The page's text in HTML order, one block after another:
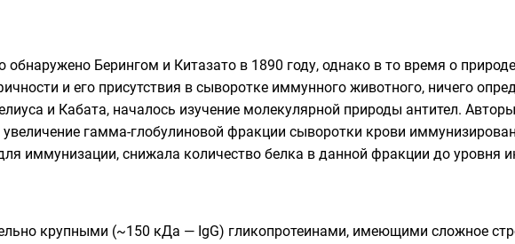
обнаружено Берингом и Китазато в 1890 году, однако в то время о
и его присутствия в сыворотке иммунного животного, ничего
и Кабата, началось изучение молекулярной природы антител.
гамма-глобулиновой фракции сыворотки крови
иммунизации, снижала количество белка в данной фракции до уровня
крупными (~150 кДа — IgG) гликопротеинами, имеющими сложное